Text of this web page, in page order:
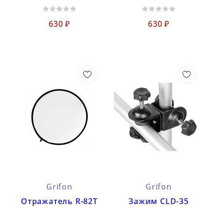
630 ₽ 630 ₽
Grifon
Отражатель R-82T
Grifon
Зажим CLD-35